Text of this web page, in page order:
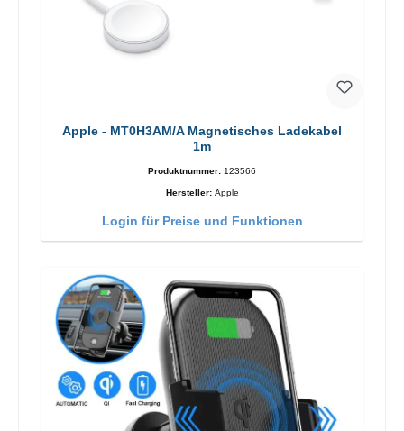
Apple - MT0H3AM/A Magnetisches Ladekabel
1m
Produktnummer: 123566
Hersteller: Apple
Login für Preise und Funktionen